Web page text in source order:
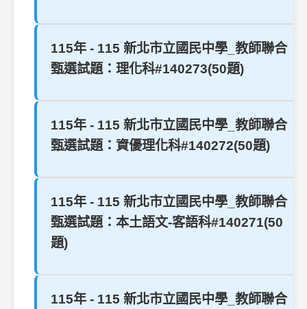
115年 - 115 新北市立國民中學_教師聯合
甄選試題：理化科#140273(50題)
115年 - 115 新北市立國民中學_教師聯合
甄選試題：資優理化科#140272(50題)
115年 - 115 新北市立國民中學_教師聯合
甄選試題：本土語文-客語科#140271(50
題)
115年 - 115 新北市立國民中學_教師聯合